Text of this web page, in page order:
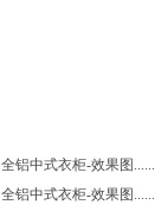
全铝中式衣柜-效果图......
全铝中式衣柜-效果图......